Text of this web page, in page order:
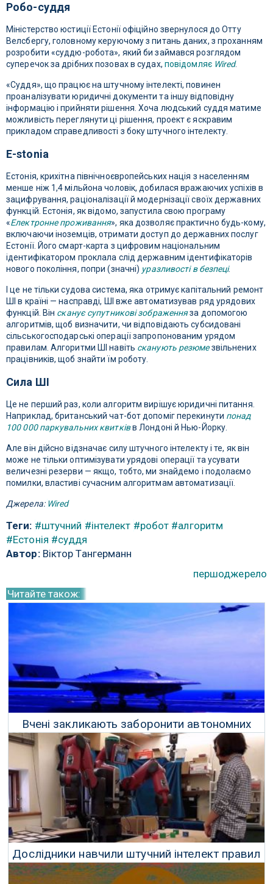
Робо-суддя
Міністерство юстиції Естонії офіційно звернулося до Отту
Велсбергу, головному керуючому з питань даних, з проханням
розробити «суддю-робота», який би займався розглядом
суперечок за дрібних позовах в судах, повідомляє Wired.
«Суддя», що працює на штучному інтелекті, повинен
проаналізувати юридичні документи та іншу відповідну
інформацію і прийняти рішення. Хоча людський суддя матиме
можливість переглянути ці рішення, проект є яскравим
прикладом справедливості з боку штучного інтелекту.
Е-stonia
Естонія, крихітна північноєвропейських нація з населенням
менше ніж 1,4 мільйона чоловік, добилася вражаючих успіхів в
зацифрування, раціоналізації й модернізації своїх державних
функцій. Естонія, як відомо, запустила свою програму
«Електронне проживання», яка дозволяє практично будь-кому,
включаючи іноземців, отримати доступ до державних послуг
Естонії. Його смарт-карта з цифровим національним
ідентифікатором проклала слід державним ідентифікаторів
нового покоління, попри (значні) уразливості в безпеці.
І це не тільки судова система, яка отримує капітальний ремонт
ШІ в країні — насправді, ШІ вже автоматизував ряд урядових
функцій. Він сканує супутникові зображенняза допомогою
алгоритмів, щоб визначити, чи відповідають субсидовані
сільськогосподарські операції запропонованим урядом
правилам. Алгоритми ШІ навіть сканують резюмезвільнених
працівників, щоб знайти їм роботу.
Сила ШІ
Це не перший раз, коли алгоритм вирішує юридичні питання.
Наприклад, британський чат-бот допоміг перекинути понад
100 000 паркувальних квитківв Лондоні й Нью-Йорку.
Але він дійсно відзначає силу штучного інтелекту і те, як він
може не тільки оптимізувати урядові операції та усувати
величезні резерви — якщо, тобто, ми знайдемо і подолаємо
помилки, властиві сучасним алгоритмам автоматизації.
Джерела: Wired
Теги: #штучний #інтелект #робот #алгоритм
#Естонія #суддя
Автор:Віктор Тангерманн
першоджерело
Читайте також:
Вчені закликають заборонити автономних
роботів-вбивць
17 Лютого 2019 р.
Дослідники навчили штучний інтелект правил
власності й соціальних норм